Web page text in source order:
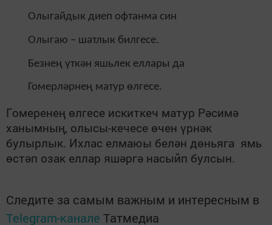
Олыгайдык диеп офтанма син
Олыгаю – шатлык билгесе.
Безнең үткән яшьлек еллары да
Гомерләрнең матур өлгесе.
Гомеренең өлгесе искиткеч матур Рәсимә
ханымның, олысы-кечесе өчен үрнәк
булырлык. Ихлас елмаюы белән дөньяга ямь
өстәп озак еллар яшәргә насыйп булсын.
Следите за самым важным и интересным в
Telegram-канале Татмедиа